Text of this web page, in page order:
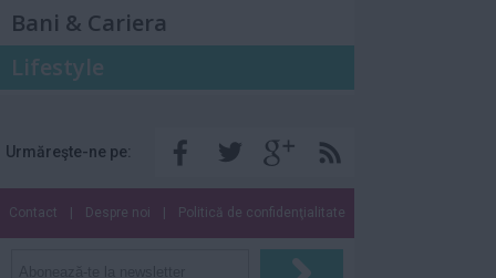
Bani & Cariera
Lifestyle
Urmăreşte-ne pe:
Contact | Despre noi | Politică de confidenţialitate